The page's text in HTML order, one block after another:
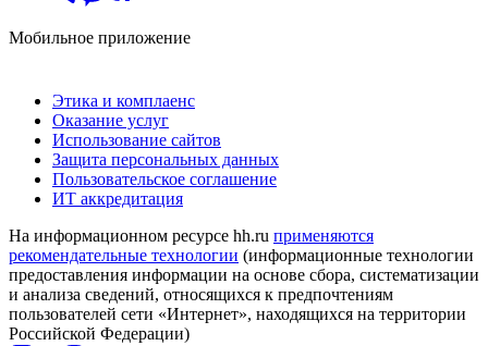
Мобильное приложение
Этика и комплаенс
Оказание услуг
Использование сайтов
Защита персональных данных
Пользовательское соглашение
ИТ аккредитация
На информационном ресурсе hh.ru применяются
рекомендательные технологии (информационные технологии
предоставления информации на основе сбора, систематизации
и анализа сведений, относящихся к предпочтениям
пользователей сети «Интернет», находящихся на территории
Российской Федерации)